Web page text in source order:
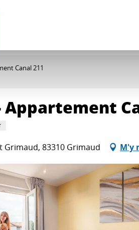
Canal 211
Appartement
Grimaud, 83310 Grimaud M'y